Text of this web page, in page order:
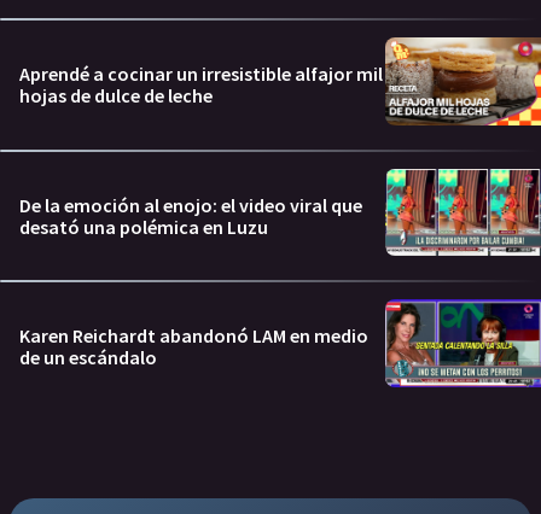
Aprendé a cocinar un irresistible alfajor mil
hojas de dulce de leche
De la emoción al enojo: el video viral que
desató una polémica en Luzu
Karen Reichardt abandonó LAM en medio
de un escándalo